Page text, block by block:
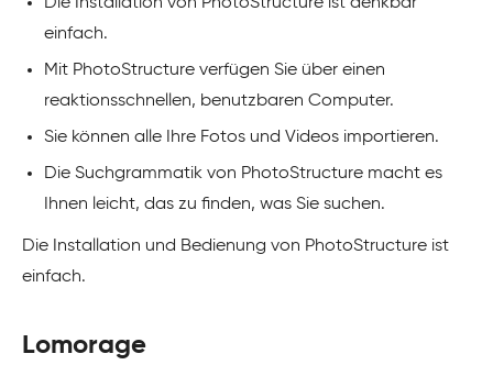
einfach.
Mit PhotoStructure verfügen Sie über einen
reaktionsschnellen, benutzbaren Computer.
Sie können alle Ihre Fotos und Videos importieren.
Die Suchgrammatik von PhotoStructure macht es
Ihnen leicht, das zu finden, was Sie suchen.
Die Installation und Bedienung von PhotoStructure ist
einfach.
Lomorage